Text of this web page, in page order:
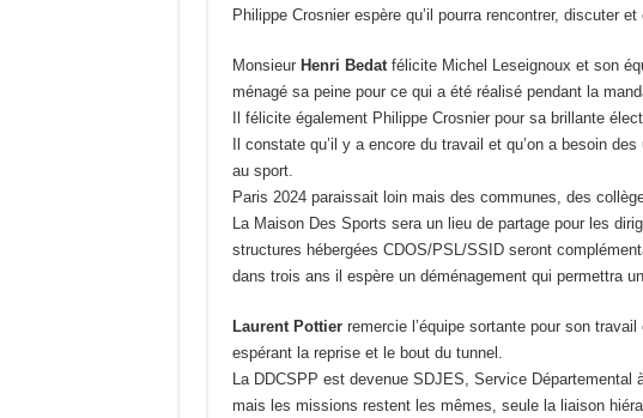
Philippe Crosnier espère qu’il pourra rencontrer, discuter
Monsieur Henri Bedatfélicite Michel Leseignoux et son
ménagé sa peine pour ce qui a été réalisé pendant la
Il félicite également Philippe Crosnier pour sa brillante
Il constate qu’il y a encore du travail et qu’on a besoin
au sport.
Paris 2024 paraissait loin mais des communes, des
La Maison Des Sports sera un lieu de partage pour les
structures hébergées CDOS/PSL/SSID seront
dans trois ans il espère un déménagement qui permettra
Laurent Pottierremercie l’équipe sortante pour son
espérant la reprise et le bout du tunnel.
La DDCSPP est devenue SDJES, Service Départemental
mais les missions restent les mêmes, seule la liaison